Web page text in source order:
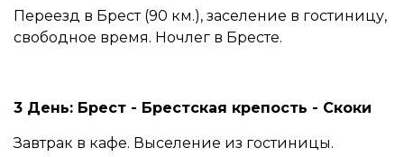
Переезд в Брест (90 км.), заселение в гостиницу,
свободное время. Ночлег в Бресте.
3 День: Брест - Брестская крепость - Скоки
Завтрак в кафе. Выселение из гостиницы.